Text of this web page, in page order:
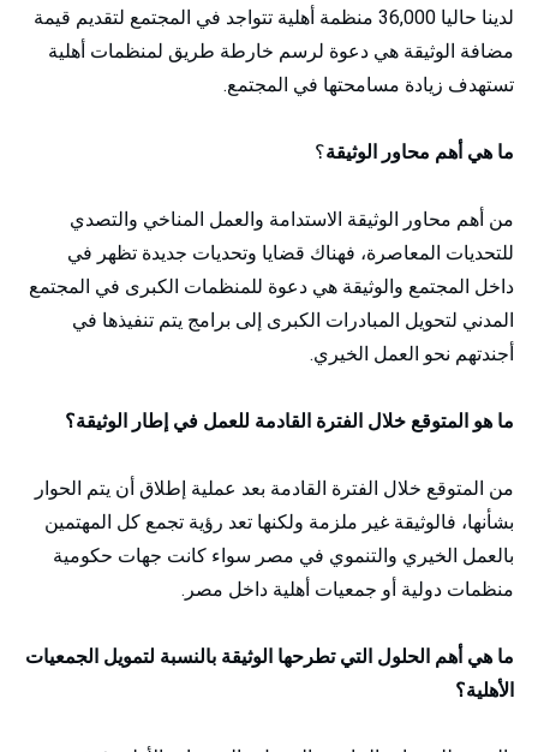
لدينا حاليا 36,000 منظمة أهلية تتواجد في المجتمع لتقديم قيمة
مضافة الوثيقة هي دعوة لرسم خارطة طريق لمنظمات أهلية
تستهدف زيادة مسامحتها في المجتمع.
ما هي أهم محاور الوثيقة؟
من أهم محاور الوثيقة الاستدامة والعمل المناخي والتصدي
للتحديات المعاصرة، فهناك قضايا وتحديات جديدة تظهر في
داخل المجتمع والوثيقة هي دعوة للمنظمات الكبرى في المجتمع
المدني لتحويل المبادرات الكبرى إلى برامج يتم تنفيذها في
أجندتهم نحو العمل الخيري.
ما هو المتوقع خلال الفترة القادمة للعمل في إطار الوثيقة؟
من المتوقع خلال الفترة القادمة بعد عملية إطلاق أن يتم الحوار
بشأنها، فالوثيقة غير ملزمة ولكنها تعد رؤية تجمع كل المهتمين
بالعمل الخيري والتنموي في مصر سواء كانت جهات حكومية
منظمات دولية أو جمعيات أهلية داخل مصر.
ما هي أهم الحلول التي تطرحها الوثيقة بالنسبة لتمويل الجمعيات
الأهلية؟